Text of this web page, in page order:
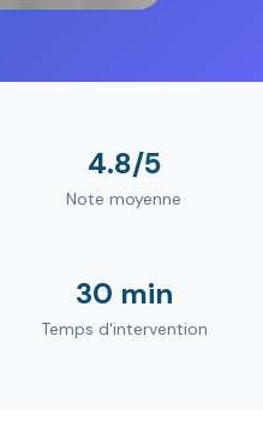
4.8/5
Note moyenne
30 min
Temps d'intervention